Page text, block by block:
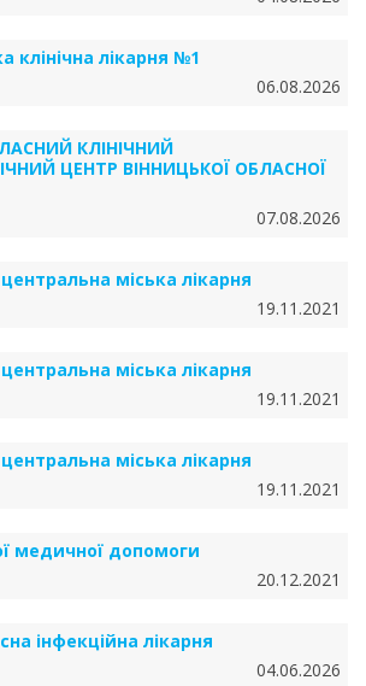
клінічна лікарня №1
06.08.2026
КЛІНІЧНИЙ
ЦЕНТР ВІННИЦЬКОЇ ОБЛАСНОЇ
07.08.2026
міська лікарня
19.11.2021
міська лікарня
19.11.2021
міська лікарня
19.11.2021
медичної допомоги
20.12.2021
інфекційна лікарня
04.06.2026